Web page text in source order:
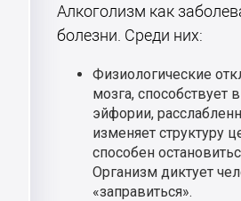
Алкоголизм как
болезни. Среди них:
Физиологические
мозга,
эйфории,
изменяет структуру
способен
Организм диктует
«заправиться».